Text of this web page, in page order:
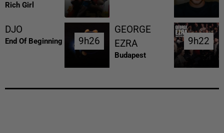
Rich Girl
DJO
End Of Beginning 9h26
9h26
GEORGE
EZRA
Budapest
9h22
9h22